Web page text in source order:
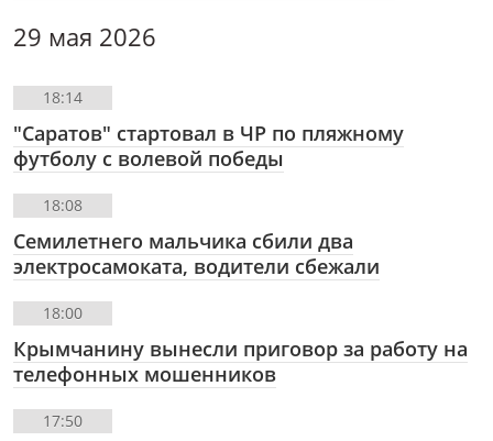
29 мая 2026
18:14
"Саратов" стартовал в ЧР по пляжному
футболу с волевой победы
18:08
Семилетнего мальчика сбили два
электросамоката, водители сбежали
18:00
Крымчанину вынесли приговор за работу на
телефонных мошенников
17:50